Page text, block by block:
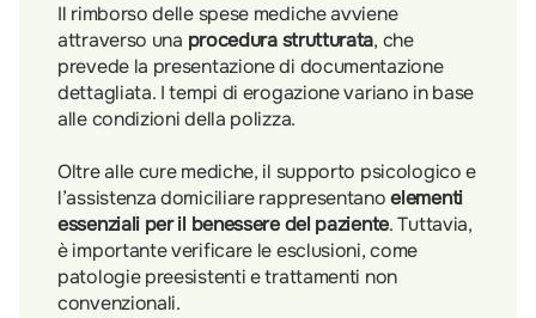
Il rimborso delle spese mediche avviene
attraverso una procedura strutturata, che
prevede la presentazione di documentazione
dettagliata. I tempi di erogazione variano in base
alle condizioni della polizza.
Oltre alle cure mediche, il supporto psicologico e
l’assistenza domiciliare rappresentanoelementi
essenziali per il benessere del paziente. Tuttavia,
è importante verificare le esclusioni, come
patologie preesistenti e trattamenti non
convenzionali.